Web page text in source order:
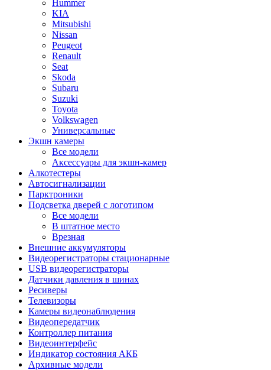
Hummer
KIA
Mitsubishi
Nissan
Peugeot
Renault
Seat
Skoda
Subaru
Suzuki
Toyota
Volkswagen
Универсальные
Экшн камеры
Все модели
Аксессуары для экшн-камер
Алкотестеры
Автосигнализации
Парктроники
Подсветка дверей с логотипом
Все модели
В штатное место
Врезная
Внешние аккумуляторы
Видеорегистраторы стационарные
USB видеорегистраторы
Датчики давления в шинах
Ресиверы
Телевизоры
Камеры видеонаблюдения
Видеопередатчик
Контроллер питания
Видеоинтерфейс
Индикатор состояния АКБ
Архивные модели